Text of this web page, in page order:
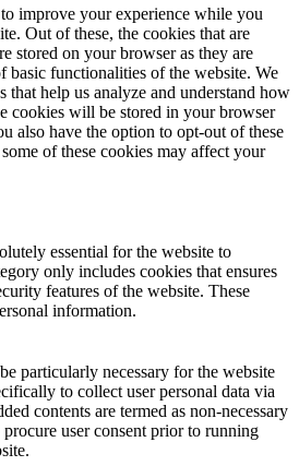
improve your experience while you
Out of these, the cookies that are
stored on your browser as they are
basic functionalities of the website. We
that help us analyze and understand how
cookies will be stored in your browser
also have the option to opt-out of these
of these cookies may affect your
essential for the website to
only includes cookies that ensures
features of the website. These
information.
particularly necessary for the website
to collect user personal data via
contents are termed as non-necessary
user consent prior to running